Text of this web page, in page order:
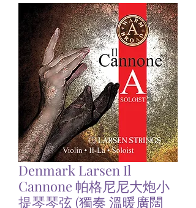
Denmark Larsen Il
Cannone 帕格尼尼大炮小
提琴琴弦 (獨奏 溫暖廣闊